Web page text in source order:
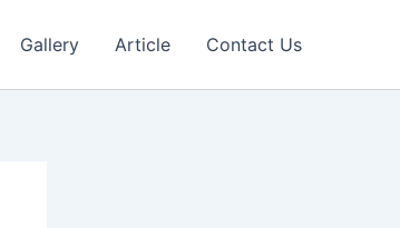
Gallery Article Contact Us